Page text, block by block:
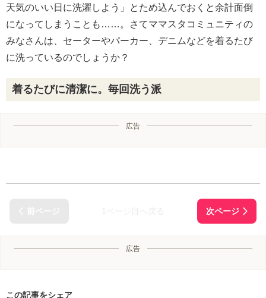
天気のいい日に洗濯しよう」とため込んでおくと余計面倒
になってしまうことも……。さてママスタコミュニティの
みなさんは、セーターやパーカー、デニムなどを着るたび
に洗っているのでしょうか？
着るたびに清潔に。毎回洗う派
広告
広告
この記事をシェア